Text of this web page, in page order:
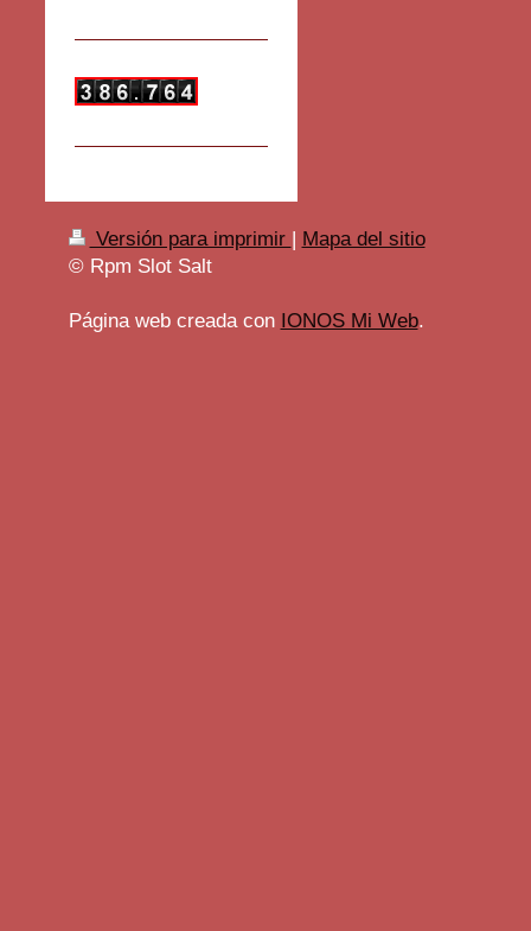
Versión para imprimir | Mapa del sitio
© Rpm Slot Salt
Página web creada con IONOS Mi Web.